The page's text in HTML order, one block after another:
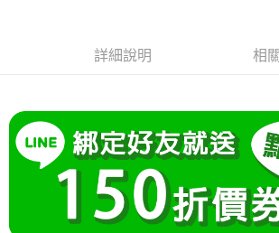
流程，驗證手機門號後，選擇欲分期的期數、繳款截
消。如遇「轉專審核」未通過狀況，表示未達大哥付
法說明評估內容。
【繳款方式說明】
1.分期款項不併入電信帳單，「大哥付你分期」於每
醒簡訊。
2.透過簡訊連結打開帳單後，可選擇「超商條碼／台
帳／街口支付／iPASS MONEY」等通路繳費。
【關於「AFTEE先享後付」】
３．安心：先確認商品／服務後，再付款。
【「AFTEE先享後付」結帳流程】
１．於結帳方式選擇「AFTEE先享後付」後，將跳轉
結帳頁面，進行簡訊認證並確認金額後，即可完成結
２．訂單成立數日內，您將收到繳費通知簡訊。
「Hami Point」為中華電信所提供之點數服務，可於
會員帳號後，即可在購物車使用 Hami Point 折抵消費
ATM付款
運送方式
每筆NT$80，滿NT$699(含以上)免運費
詳細說明 相